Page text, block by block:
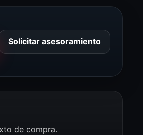
Solicitar asesoramiento
de compra.